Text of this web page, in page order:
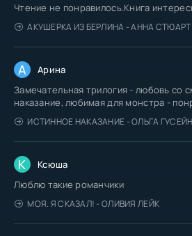
Чтение не понравилось.Книга
АКУШЕРКА ИЗ БЕРЛИНА - АННА СТЮАРТ
А Арина
Замечательная трилогия - любовь со
наказание, любимая для монстра -
ИСТИННОЕ НАКАЗАНИЕ - ОЛЬГА
К Ксюша
Люблю такие романчики
МОЯ. Я СКАЗАЛ! - ОЛИВИЯ ЛЕЙК